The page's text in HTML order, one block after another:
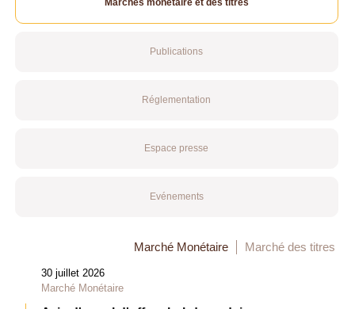
Marchés monétaire et des titres
Publications
Réglementation
Espace presse
Evénements
Marché Monétaire Marché des titres
30 juillet 2026
Marché Monétaire